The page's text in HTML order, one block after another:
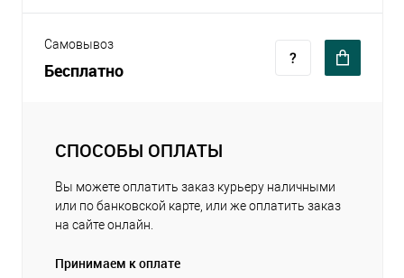
Самовывоз
Бесплатно
СПОСОБЫ ОПЛАТЫ
Вы можете оплатить заказ курьеру наличными
или по банковской карте, или же оплатить заказ
на сайте онлайн.
Принимаем к оплате